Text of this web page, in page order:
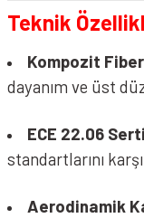
Teknik
Kompozit
dayanım ve üst
ECE 22.06
standartlarını
Aerodinamik